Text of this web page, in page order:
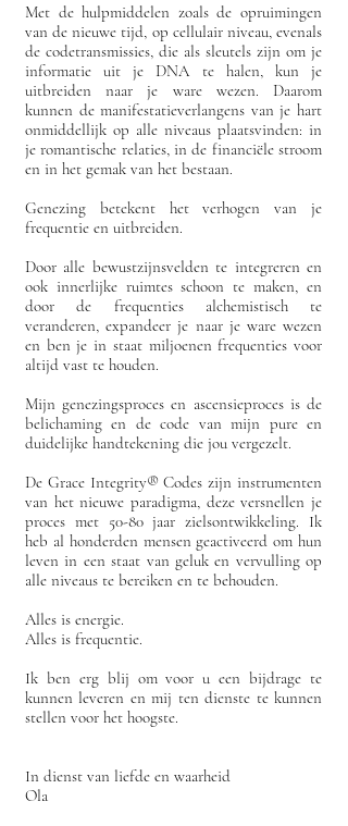
Met de hulpmiddelen zoals de opruimingen
van de nieuwe tijd, op cellulair niveau, evenals
de codetransmissies, die als sleutels zijn om je
informatie uit je DNA te halen, kun je
uitbreiden naar je ware wezen. Daarom
kunnen de manifestatieverlangens van je hart
onmiddellijk op alle niveaus plaatsvinden: in
je romantische relaties, in de financiële stroom
en in het gemak van het bestaan.
Genezing betekent het verhogen van je
frequentie en uitbreiden.
Door alle bewustzijnsvelden te integreren en
ook innerlijke ruimtes schoon te maken, en
door de frequenties alchemistisch te
veranderen, expandeer je naar je ware wezen
en ben je in staat miljoenen frequenties voor
altijd vast te houden.
Mijn genezingsproces en ascensieproces is de
belichaming en de code van mijn pure en
duidelijke handtekening die jou vergezelt.
De Grace Integrity®️ Codes zijn instrumenten
van het nieuwe paradigma, deze versnellen je
proces met 50-80 jaar zielsontwikkeling. Ik
heb al honderden mensen geactiveerd om hun
leven in een staat van geluk en vervulling op
alle niveaus te bereiken en te behouden.
Alles is energie.
Alles is frequentie.
Ik ben erg blij om voor u een bijdrage te
kunnen leveren en mij ten dienste te kunnen
stellen voor het hoogste.
In dienst van liefde en waarheid
Ola